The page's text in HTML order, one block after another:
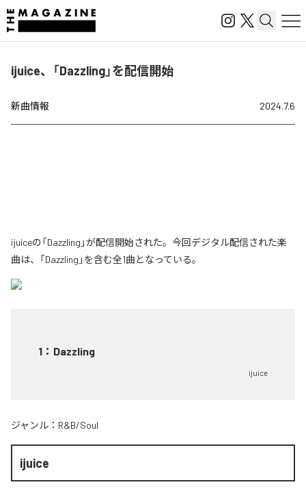
ijuice、「Dazzling」を配信開始
新曲情報 2024.7.6
ijuiceの「Dazzling」が配信開始された。今回デジタル配信された楽
曲は、「Dazzling」を含む全1曲となっている。
1 ： Dazzling
ijuice
ジャンル： R&B/Soul
ijuice